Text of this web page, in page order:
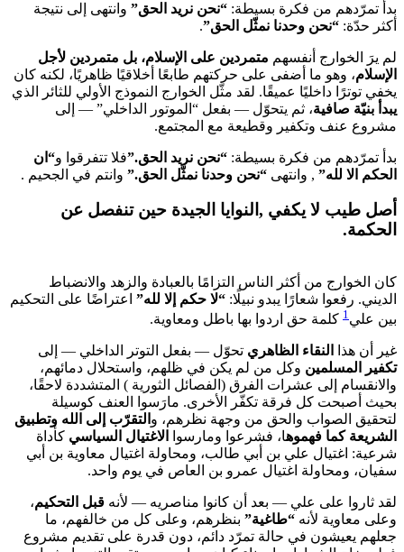
بدأ تمرّدهم من فكرة بسيطة: “نحن نريد الحق” وانتهى إلى نتيجة
أكثر حدّة: “نحن وحدنا نمثّل الحق”.
لم يرَ الخوارج أنفسهم متمردين على الإسلام، بل متمردين لأجل
الإسلام، وهو ما أضفى على حركتهم طابعًا أخلاقيًا ظاهريًا، لكنه كان
يخفي توترًا داخليًا عميقًا. لقد مثّل الخوارج النموذج الأولي للثائر الذي
يبدأ بنيّة صافية، ثم يتحوّل — بفعل “الموتور الداخلي” — إلى
مشروع عنف وتكفير وقطيعة مع المجتمع.
بدأ تمرّدهم من فكرة بسيطة: “نحن نريد الحق.”فلا تتفرقوا و“ان
الحكم الا لله” , وانتهى “نحن وحدنا نمثّل الحق.” وانتم في الجحيم .
أصل طيب لا يكفي ,النوايا الجيدة حين تنفصل عن
الحكمة.
كان الخوارج من أكثر الناس التزامًا بالعبادة والزهد والانضباط
الديني. رفعوا شعارًا يبدو نبيلًا: “لا حكم إلا لله” اعتراضًا على التحكيم
بين علي 1 كلمة حق اردوا بها باطل ومعاوية.
غير أن هذا النقاء الظاهري تحوّل — بفعل التوتر الداخلي — إلى
تكفير المسلمين وكل من لم يكن في ظلهم، واستحلال دمائهم،
والانقسام إلى عشرات الفرق (الفصائل الثورية ) المتشددة لاحقًا،
بحيث أصبحت كل فرقة تكفّر الأخرى. مارَسوا العنف كوسيلة
لتحقيق الصواب والحق من وجهة نظرهم، و التقرّب إلى الله وتطبيق
الشريعة كما فهموها، فشرعوا ومارسوا الاغتيال السياسي كأداة
شرعية: اغتيال علي بن أبي طالب، ومحاولة اغتيال معاوية بن أبي
سفيان، ومحاولة اغتيال عمرو بن العاص في يوم واحد.
لقد ثاروا على علي — بعد أن كانوا مناصريه — لأنه قبل التحكيم،
وعلى معاوية لأنه “طاغية” بنظرهم، وعلى كل من خالفهم، ما
جعلهم يعيشون في حالة تمرّد دائم، دون قدرة على تقديم مشروع